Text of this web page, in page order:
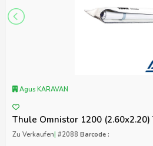
Agus KARAVAN
Thule Omnistor 1200 (2.60x2.20)
Zu Verkaufen| #2088 Barcode :